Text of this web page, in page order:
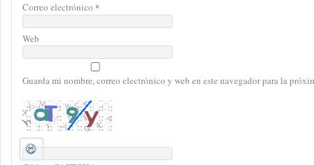
Correo electrónico *
Web
Guarda mi nombre, correo electrónico y web en este navegador para la